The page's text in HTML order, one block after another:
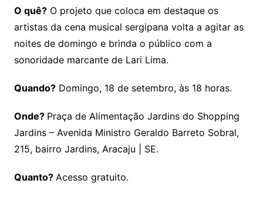
O quê?O projeto que coloca em destaque os
artistas da cena musical sergipana volta a agitar as
noites de domingo e brinda o público com a
sonoridade marcante de Lari Lima.
Quando?Domingo, 18 de setembro, às 18 horas.
Onde? Praça de Alimentação Jardins do Shopping
Jardins – Avenida Ministro Geraldo Barreto Sobral,
215, bairro Jardins, Aracaju | SE.
Quanto? Acesso gratuito.